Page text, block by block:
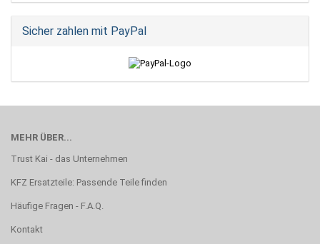
Sicher zahlen mit PayPal
MEHR ÜBER...
Trust Kai - das Unternehmen
KFZ Ersatzteile: Passende Teile finden
Häufige Fragen - F.A.Q.
Kontakt